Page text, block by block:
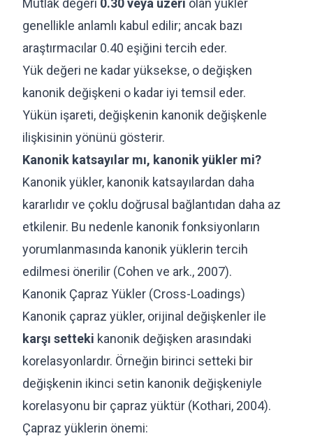
genellikle anlamlı kabul edilir; ancak bazı
araştırmacılar 0.40 eşiğini tercih eder.
Yük değeri ne kadar yüksekse, o değişken
kanonik değişkeni o kadar iyi temsil eder.
Yükün işareti, değişkenin kanonik değişkenle
ilişkisinin yönünü gösterir.
Kanonik katsayılar mı, kanonik yükler mi?
Kanonik yükler, kanonik katsayılardan daha
kararlıdır ve çoklu doğrusal bağlantıdan daha az
etkilenir. Bu nedenle kanonik fonksiyonların
yorumlanmasında kanonik yüklerin tercih
edilmesi önerilir (Cohen ve ark., 2007).
Kanonik Çapraz Yükler (Cross-Loadings)
Kanonik çapraz yükler, orijinal değişkenler ile
karşı setteki kanonik değişken arasındaki
korelasyonlardır. Örneğin birinci setteki bir
değişkenin ikinci setin kanonik değişkeniyle
korelasyonu bir çapraz yüktür (Kothari, 2004).
Çapraz yüklerin önemi: